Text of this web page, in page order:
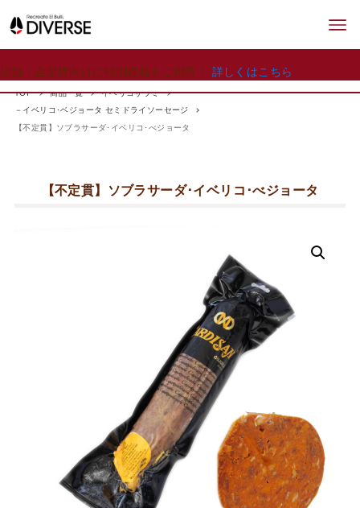
店舗・企業様向けに特別価格をご用意！ 詳しくはこちら
TOP 商品一覧
イベリコサラミ
－イベリコ･ベジョータ セミドライソーセージ
【不定貫】ソブラサーダ･イベリコ･べジョータ
【不定貫】ソブラサーダ･イベリコ･べジョータ